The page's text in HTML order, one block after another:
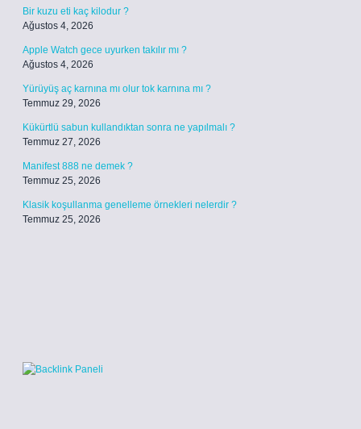
Bir kuzu eti kaç kilodur ?
Ağustos 4, 2026
Apple Watch gece uyurken takılır mı ?
Ağustos 4, 2026
Yürüyüş aç karnına mı olur tok karnına mı ?
Temmuz 29, 2026
Kükürtlü sabun kullandıktan sonra ne yapılmalı ?
Temmuz 27, 2026
Manifest 888 ne demek ?
Temmuz 25, 2026
Klasik koşullanma genelleme örnekleri nelerdir ?
Temmuz 25, 2026